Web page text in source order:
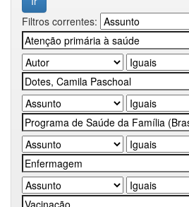
Filtros correntes: